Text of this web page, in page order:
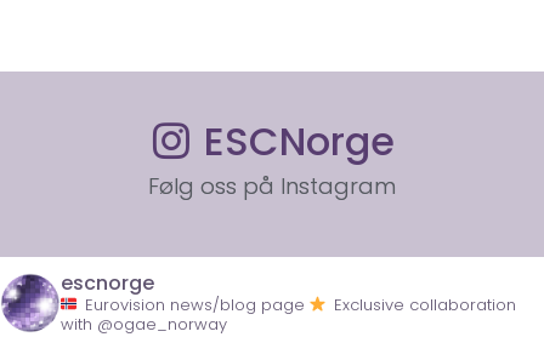
ESCNorge
Følg oss på Instagram
escnorge
Eurovision news/blog page
Exclusive collaboration
with @ogae_norway